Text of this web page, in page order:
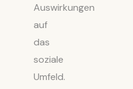
Auswirkungen
auf
das
soziale
Umfeld.